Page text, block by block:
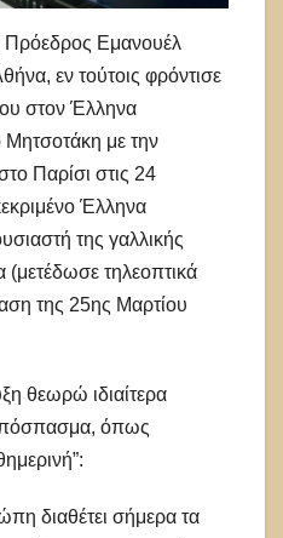
Πρόεδρος Εμανουέλ
εν τούτοις φρόντισε
στον Έλληνα
με την
Παρίσι στις 24
Έλληνα
της γαλλικής
(μετέδωσε τηλεοπτικά
της 25ης Μαρτίου
θεωρώ ιδιαίτερα
όπως
διαθέτει σήμερα τα